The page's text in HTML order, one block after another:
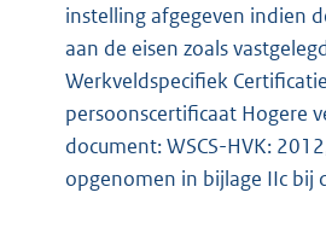
instelling afgegeven indien
aan de eisen zoals
Werkveldspecifiek
persoonscertificaat Hogere
document: WSCS-HVK:
opgenomen in bijlage IIc bij